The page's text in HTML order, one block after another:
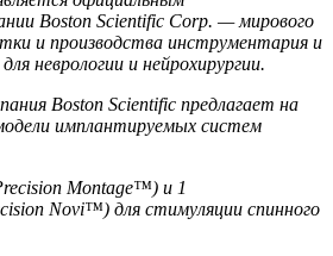
Boston Scientific Corp. — мирового
и производства инструментария и
неврологии и нейрохирургии.
Boston Scientific предлагает на
имплантируемых систем
Montage™) и 1
Novi™) для стимуляции спинного